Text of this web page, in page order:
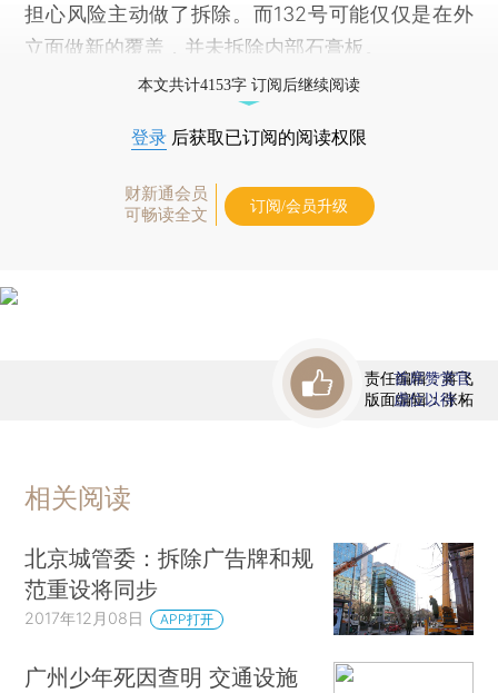
担心风险主动做了拆除。而132号可能仅仅是在外
立面做新的覆盖，并未拆除内部石膏板。
本文共计4153字 订阅后继续阅读
登录 后获取已订阅的阅读权限
财新通会员
可畅读全文
订阅/会员升级
责任编辑：蒋飞
版面编辑：张柘
首席赞赏官
虚位以待
相关阅读
北京城管委：拆除广告牌和规
范重设将同步
2017年12月08日 APP打开
广州少年死因查明 交通设施